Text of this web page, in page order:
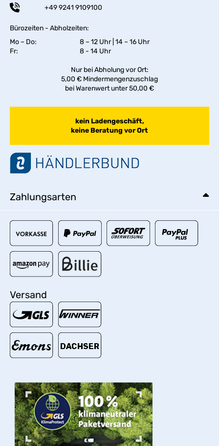
+49 9241 9109100
Bürozeiten - Abholzeiten:
Mo – Do:
8 – 12 Uhr | 14 – 16 Uhr
Fr:
8 - 14 Uhr
Nur bei Abholung vor Ort:
5,00 € Mindermengenzuschlag
bei Warenwert unter 50,00 €
kein Ladengeschäft,
keine Beratung vor Ort
Zahlungsarten
Versand